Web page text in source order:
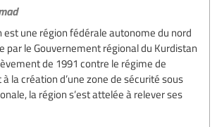
est une région fédérale autonome du nord
par le Gouvernement régional du Kurdistan
de 1991 contre le régime de
la création d’une zone de sécurité sous
la région s’est attelée à relever ses